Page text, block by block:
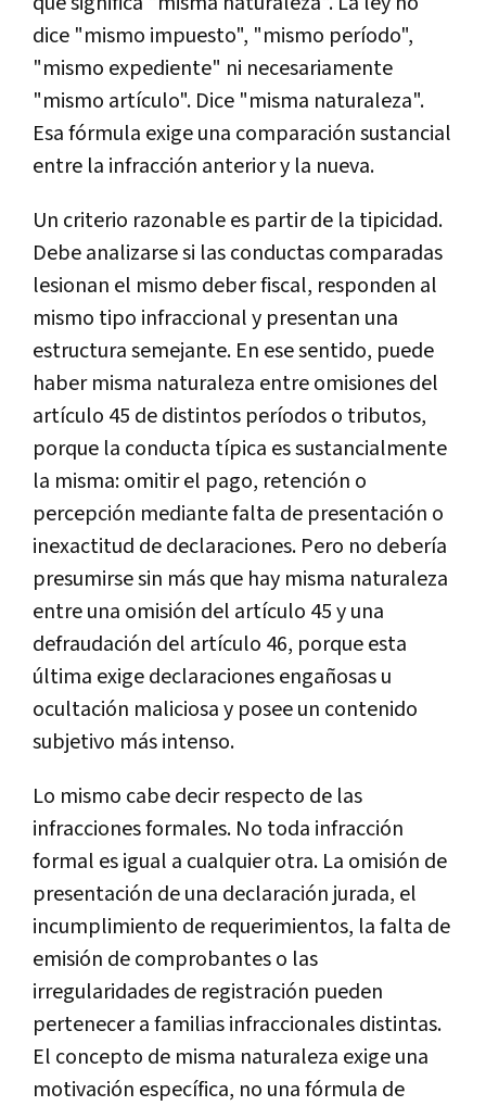
dice "mismo impuesto", "mismo período",
"mismo expediente" ni necesariamente
"mismo artículo". Dice "misma naturaleza".
Esa fórmula exige una comparación sustancial
entre la infracción anterior y la nueva.
Un criterio razonable es partir de la tipicidad.
Debe analizarse si las conductas comparadas
lesionan el mismo deber fiscal, responden al
mismo tipo infraccional y presentan una
estructura semejante. En ese sentido, puede
haber misma naturaleza entre omisiones del
artículo 45 de distintos períodos o tributos,
porque la conducta típica es sustancialmente
la misma: omitir el pago, retención o
percepción mediante falta de presentación o
inexactitud de declaraciones. Pero no debería
presumirse sin más que hay misma naturaleza
entre una omisión del artículo 45 y una
defraudación del artículo 46, porque esta
última exige declaraciones engañosas u
ocultación maliciosa y posee un contenido
subjetivo más intenso.
Lo mismo cabe decir respecto de las
infracciones formales. No toda infracción
formal es igual a cualquier otra. La omisión de
presentación de una declaración jurada, el
incumplimiento de requerimientos, la falta de
emisión de comprobantes o las
irregularidades de registración pueden
pertenecer a familias infraccionales distintas.
El concepto de misma naturaleza exige una
motivación específica, no una fórmula de